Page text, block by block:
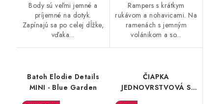
Body sú veľmi jemné a
príjemné na dotyk.
Zapínajú sa po celej dĺžke,
vďaka...
Rampers s krátkym
rukávom a nohavicami. Na
ramenách s jemným
volánikom a so...
Batoh Elodie Details
MINI - Blue Garden
ČIAPKA
JEDNOVRSTVOVÁ S
MAŠLIČKOU Sivá